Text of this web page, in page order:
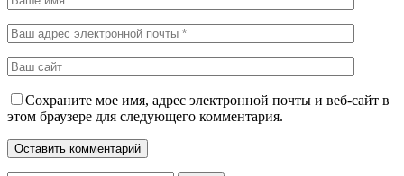
Сохраните мое имя, адрес электронной почты и веб-сайт в
этом браузере для следующего комментария.